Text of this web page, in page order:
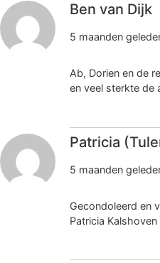
Ben van Dijk
5 maanden
Ab, Dorien en de
en veel sterkte de
Patricia
5 maanden
Gecondoleerd en
Patricia Kalshoven